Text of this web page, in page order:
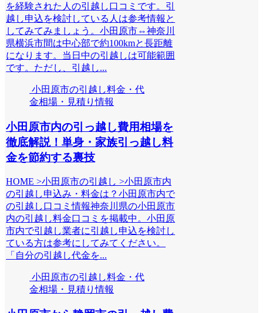
を経験された人の引越し口コミです。引
越し申込を検討している人は参考情報と
してみてみましょう。小田原市⇔神奈川
県横浜市間は中心部で約100kmと長距離
になります。当日中の引越しは可能範囲
です。ただし、引越し...
小田原市の引越し料金・代
金相場・見積り情報
小田原市内の引っ越し費用相場を
徹底解説！単身・家族引っ越し料
金を節約する裏技
HOME >小田原市の引越し >小田原市内
の引越し申込み・料金は？小田原市内で
の引越し口コミ情報神奈川県の小田原市
内の引越し料金口コミを掲載中。小田原
市内で引越し業者に引越し申込を検討し
ている方は参考にしてみてください。
「自分の引越し代金を...
小田原市の引越し料金・代
金相場・見積り情報